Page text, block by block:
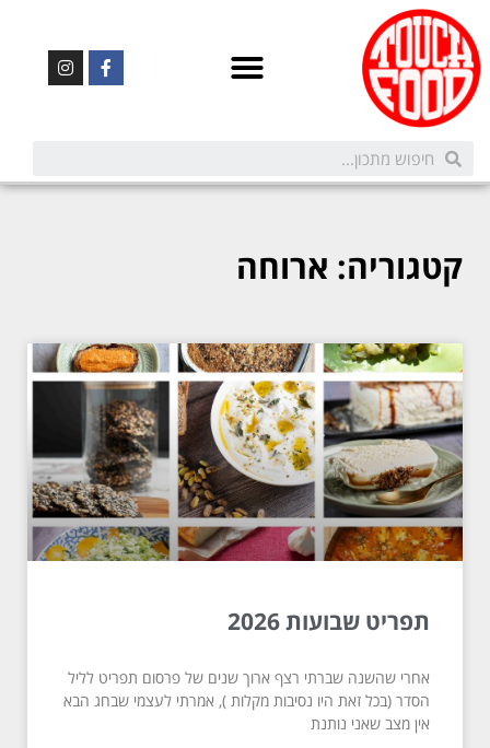
קטגוריה: ארוחה
תפריט שבועות 2026
אחרי שהשנה שברתי רצף ארוך שנים של פרסום תפריט לליל
הסדר (בכל זאת היו נסיבות מקלות ), אמרתי לעצמי שבחג הבא
אין מצב שאני נותנת